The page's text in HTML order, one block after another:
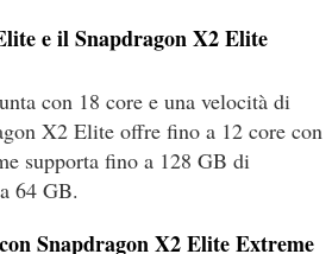
e il Snapdragon X2 Elite
con 18 core e una velocità di
X2 Elite offre fino a 12 core con
supporta fino a 128 GB di
64 GB.
Snapdragon X2 Elite Extreme